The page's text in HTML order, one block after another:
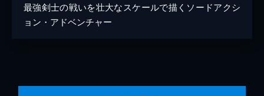
最強剣士の戦いを壮大なスケールで描くソードアクシ
ョン・アドベンチャー